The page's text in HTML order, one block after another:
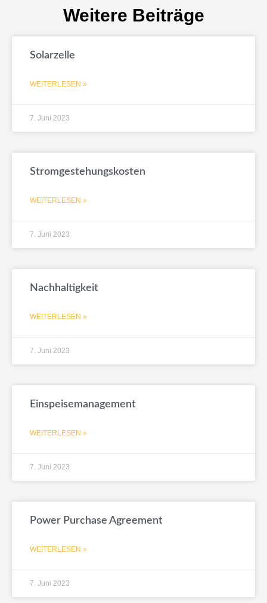
Weitere Beiträge
Solarzelle
WEITERLESEN »
7. Juni 2023
Stromgestehungskosten
WEITERLESEN »
7. Juni 2023
Nachhaltigkeit
WEITERLESEN »
7. Juni 2023
Einspeisemanagement
WEITERLESEN »
7. Juni 2023
Power Purchase Agreement ​
WEITERLESEN »
7. Juni 2023